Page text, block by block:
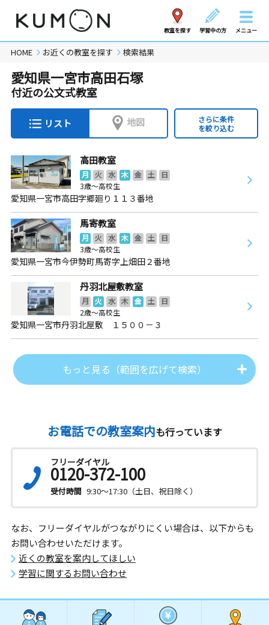
教室を探す 学習中の方 メニュー
HOME お近くの教室を探す 検索結果
愛知県一宮市高田石塚
付近の公文式教室
リスト 地図
さらに条件
を絞り込む
高田教室
月 火 水 木 金 土
日
3歳～高校生
愛知県一宮市高田字郷廻り１１３番地
馬寄教室
月 火 水 木 金 土
日
3歳～高校生
愛知県一宮市今伊勢町馬寄字上畑田２番地
丹羽北屋敷教室
月 火 水 木 金 土
日
2歳～高校生
愛知県一宮市丹羽北屋敷 １５００－３
もっと見る（範囲を広げて検索）
お電話での教室案内も行っています
フリーダイヤル
0120-372-100
受付時間 9:30～17:30（土日、祝日除く）
なお、フリーダイヤルがつながりにくい場合は、以下からも
お問い合わせいただけます。
近くの教室を案内してほしい
学習に関するお問い合わせ